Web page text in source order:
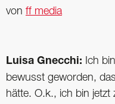
von ff media
Luisa Gnecchi:
Ich
bewusst geworden,
hätte. O.k., ich bin